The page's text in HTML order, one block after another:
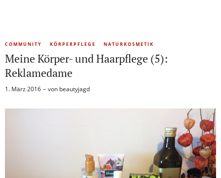
COMMUNITY KÖRPERPFLEGE NATURKOSMETIK
Meine Körper- und Haarpflege (5):
Reklamedame
1. März 2016 von beautyjagd